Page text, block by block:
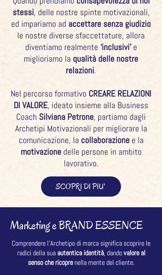
stessi, delle nostre spinte motivazionali,
ed impariamo ad accettare senza giudizio
le nostre diverse sfaccettature, allora
diventiamo realmente ‘inclusivi’e
miglioriamo la qualità delle nostre
relazioni.
Nel percorso formativo CREARE RELAZIONI
DI VALORE, ideato insieme alla Business
Coach Silviana Petrone, partiamo dagli
Archetipi Motivazionali per migliorare la
comunicazione, la collaborazionee la
motivazionedelle persone in ambito
lavorativo.
SCOPRI DI PIU'
Marketing e BRAND ESSENCE
Comprendere l’Archetipo di marca significa scoprire le
radici della sua autentica identità, dandovalore al
senso che ricoprenella mente del cliente.